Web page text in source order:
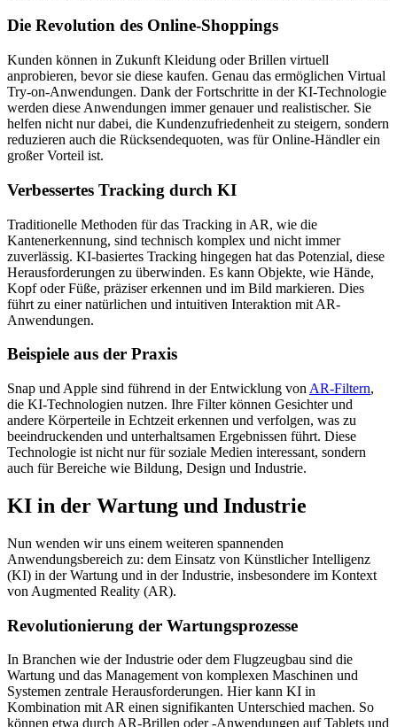
Die Revolution des Online-Shoppings
Kunden können in Zukunft Kleidung oder Brillen virtuell
anprobieren, bevor sie diese kaufen. Genau das ermöglichen Virtual
Try-on-Anwendungen. Dank der Fortschritte in der KI-Technologie
werden diese Anwendungen immer genauer und realistischer. Sie
helfen nicht nur dabei, die Kundenzufriedenheit zu steigern, sondern
reduzieren auch die Rücksendequoten, was für Online-Händler ein
großer Vorteil ist.
Verbessertes Tracking durch KI
Traditionelle Methoden für das Tracking in AR, wie die
Kantenerkennung, sind technisch komplex und nicht immer
zuverlässig. KI-basiertes Tracking hingegen hat das Potenzial, diese
Herausforderungen zu überwinden. Es kann Objekte, wie Hände,
Kopf oder Füße, präziser erkennen und im Bild markieren. Dies
führt zu einer natürlichen und intuitiven Interaktion mit AR-
Anwendungen.
Beispiele aus der Praxis
Snap und Apple sind führend in der Entwicklung von AR-Filtern,
die KI-Technologien nutzen. Ihre Filter können Gesichter und
andere Körperteile in Echtzeit erkennen und verfolgen, was zu
beeindruckenden und unterhaltsamen Ergebnissen führt. Diese
Technologie ist nicht nur für soziale Medien interessant, sondern
auch für Bereiche wie Bildung, Design und Industrie.
KI in der Wartung und Industrie
Nun wenden wir uns einem weiteren spannenden
Anwendungsbereich zu: dem Einsatz von Künstlicher Intelligenz
(KI) in der Wartung und in der Industrie, insbesondere im Kontext
von Augmented Reality (AR).
Revolutionierung der Wartungsprozesse
In Branchen wie der Industrie oder dem Flugzeugbau sind die
Wartung und das Management von komplexen Maschinen und
Systemen zentrale Herausforderungen. Hier kann KI in
Kombination mit AR einen signifikanten Unterschied machen. So
können etwa durch AR-Brillen oder -Anwendungen auf Tablets und